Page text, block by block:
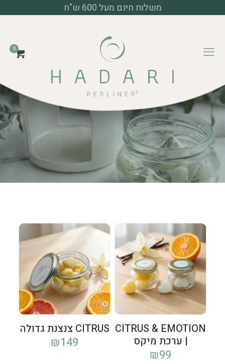
משלוח חינם מעל 600 ש"ח
0
מוצרי פרלינר
צנצנות פרלינרים
CITRUS & EMOTION
| ערכת מיקס
₪99
CITRUS צנצנת גדולה
₪149